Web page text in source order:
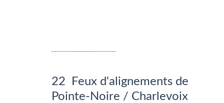
22 Feux d'alignements de
Pointe-Noire / Charlevoix